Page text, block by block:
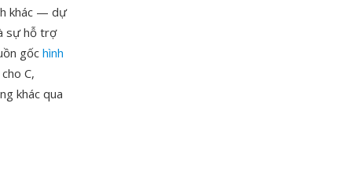
khác — dự
sự hỗ trợ
gốc hình
C,
khác qua